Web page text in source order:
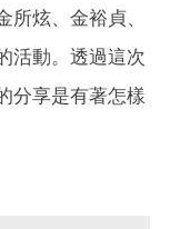
炫、金裕貞、
活動。透過這次
分享是有著怎樣